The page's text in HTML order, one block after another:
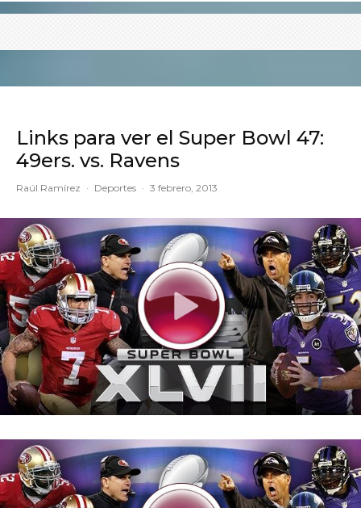
Links para ver el Super Bowl 47:
49ers. vs. Ravens
Raúl Ramírez · Deportes · 3 febrero, 2013